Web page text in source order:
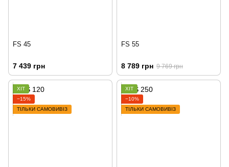
FS 45
7 439 грн
FS 55
8 789 грн 9 769 грн
ХІТ
−15%
ТІЛЬКИ САМОВИВІЗ
ХІТ
−10%
ТІЛЬКИ САМОВИВІЗ